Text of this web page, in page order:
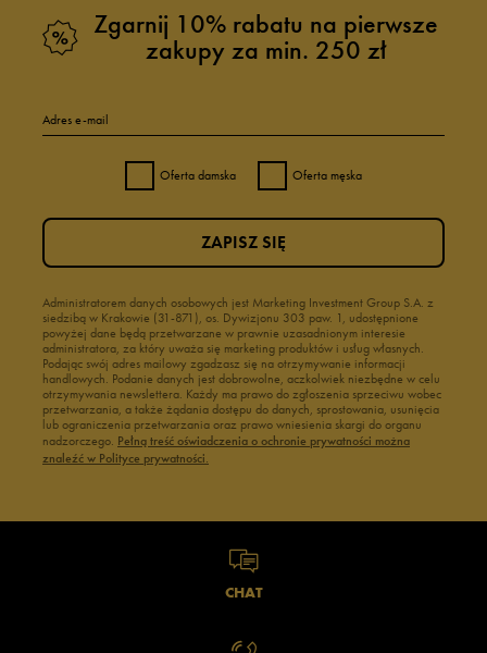
Zgarnij 10% rabatu na pierwsze
zakupy za min. 250 zł
Adres e-mail
Oferta damska Oferta męska
Administratorem danych osobowych jest Marketing Investment Group S.A. z
siedzibą w Krakowie (31-871), os. Dywizjonu 303 paw. 1, udostępnione
powyżej dane będą przetwarzane w prawnie uzasadnionym interesie
administratora, za który uważa się marketing produktów i usług własnych.
Podając swój adres mailowy zgadzasz się na otrzymywanie informacji
handlowych. Podanie danych jest dobrowolne, aczkolwiek niezbędne w celu
otrzymywania newslettera. Każdy ma prawo do zgłoszenia sprzeciwu wobec
przetwarzania, a także żądania dostępu do danych, sprostowania, usunięcia
lub ograniczenia przetwarzania oraz prawo wniesienia skargi do organu
nadzorczego. Pełną treść oświadczenia o ochronie prywatności można
znaleźć w Polityce prywatności.
ZAPISZ SIĘ
CHAT